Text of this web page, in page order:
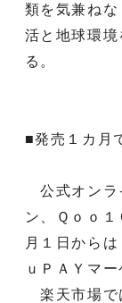
類を気兼ね
活と地球環
る。
■発売１カ月
公式オンラ
ン、Ｑｏｏ
月１日から
ｕＰＡＹマ
楽天市場で